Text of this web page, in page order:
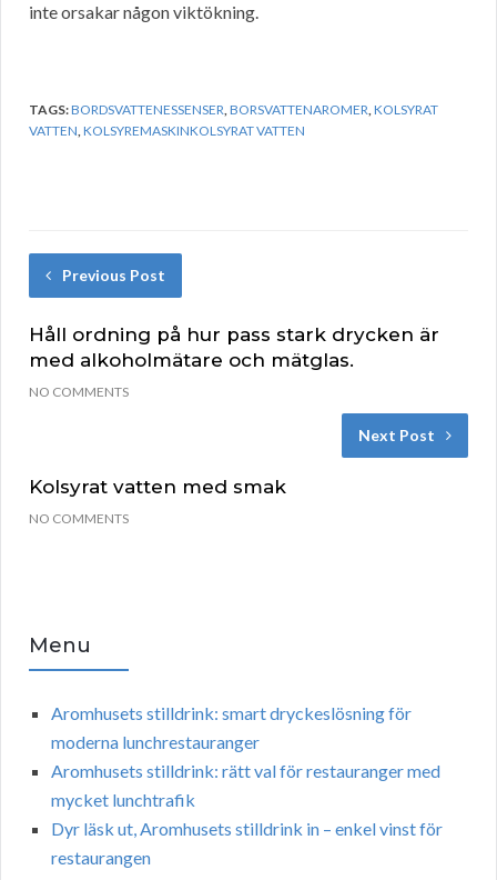
inte orsakar någon viktökning.
TAGS:BORDSVATTENESSENSER,BORSVATTENAROMER,KOLSYRAT
VATTEN,KOLSYREMASKINKOLSYRAT VATTEN
Previous Post
Håll ordning på hur pass stark drycken är
med alkoholmätare och mätglas.
NO COMMENTS
Next Post
Kolsyrat vatten med smak
NO COMMENTS
Menu
Aromhusets stilldrink: smart dryckeslösning för
moderna lunchrestauranger
Aromhusets stilldrink: rätt val för restauranger med
mycket lunchtrafik
Dyr läsk ut, Aromhusets stilldrink in – enkel vinst för
restaurangen